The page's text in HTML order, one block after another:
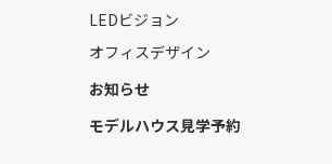
LEDビジョン
オフィスデザイン
お知らせ
モデルハウス見学予約